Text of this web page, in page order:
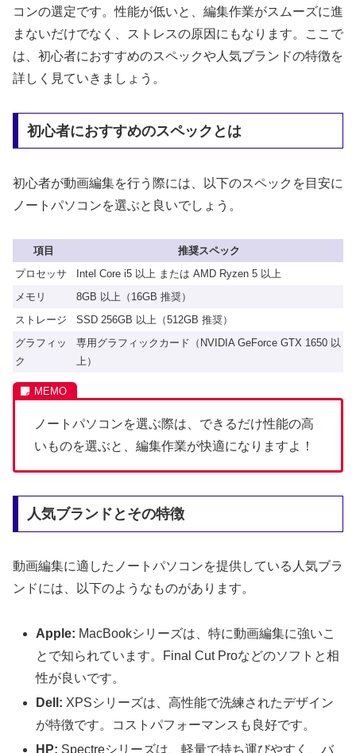
コンの選定です。性能が低いと、編集作業がスムーズに進
まないだけでなく、ストレスの原因にもなります。ここで
は、初心者におすすめのスペックや人気ブランドの特徴を
詳しく見ていきましょう。
初心者におすすめのスペックとは
初心者が動画編集を行う際には、以下のスペックを目安に
ノートパソコンを選ぶと良いでしょう。
項目
推奨スペック
プロセッサ
Intel Core i5 以上 または AMD Ryzen 5 以上
メモリ
8GB 以上（16GB 推奨）
ストレージ
SSD 256GB 以上（512GB 推奨）
グラフィッ
ク
専用グラフィックカード（NVIDIA GeForce GTX 1650 以
上）
ノートパソコンを選ぶ際は、できるだけ性能の高
いものを選ぶと、編集作業が快適になりますよ！
人気ブランドとその特徴
動画編集に適したノートパソコンを提供している人気ブラ
ンドには、以下のようなものがあります。
Apple: MacBookシリーズは、特に動画編集に強いこ
とで知られています。Final Cut Proなどのソフトと相
性が良いです。
Dell: XPSシリーズは、高性能で洗練されたデザイン
が特徴です。コストパフォーマンスも良好です。
HP: Spectreシリーズは、軽量で持ち運びやすく、バ